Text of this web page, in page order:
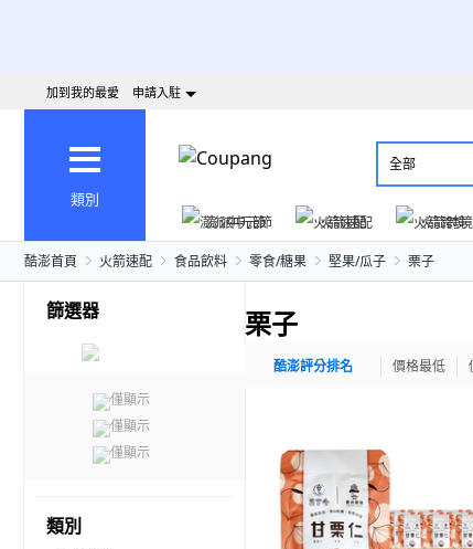
加到我的最愛 申請入駐
類別
全部
澎派中元節
火箭速配 火箭跨境
酷澎首頁 火箭速配 食品飲料 零食/糖果 堅果/瓜子 栗子
篩選器
僅顯示
僅顯示
僅顯示
類別
栗子
酷澎評分排名 價格最低